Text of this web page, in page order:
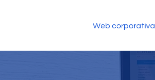
Web corporativa